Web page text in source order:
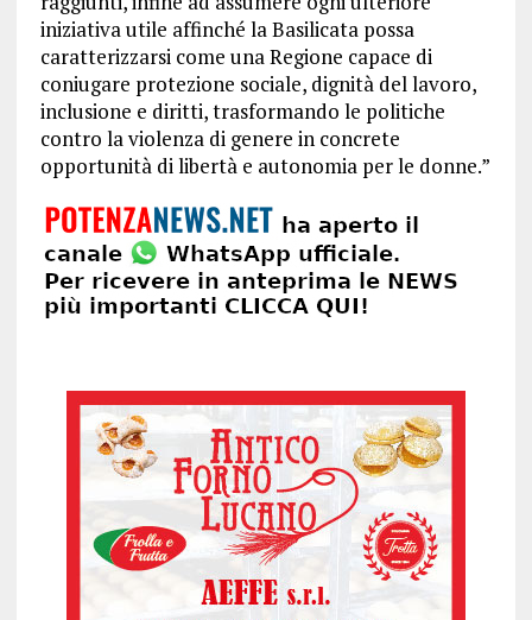
iniziativa utile affinché la Basilicata possa
caratterizzarsi come una Regione capace di
coniugare protezione sociale, dignità del lavoro,
inclusione e diritti, trasformando le politiche
contro la violenza di genere in concrete
opportunità di libertà e autonomia per le donne.”